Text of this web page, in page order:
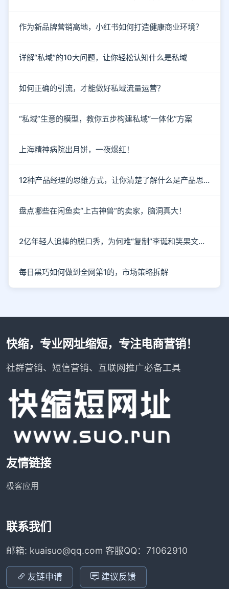
作为新品牌营销高地，小红书如何打造健康商业环境？
详解“私域”的10大问题，让你轻松认知什么是私域
如何正确的引流，才能做好私域流量运营？
“私域”生意的模型，教你五步构建私域“一体化”方案
上海精神病院出月饼，一夜爆红！
12种产品经理的思维方式，让你清楚了解什么是产品思维
盘点哪些在闲鱼卖“上古神兽”的卖家，脑洞真大！
2亿年轻人追捧的脱口秀，为何难“复制”李诞和笑果文化？
每日黑巧如何做到全网第1的，市场策略拆解
快缩，专业网址缩短，专注电商营销！
社群营销、短信营销、互联网推广必备工具
友情链接
极客应用
联系我们
邮箱: kuaisuo@qq.com 客服QQ：71062910
友链申请 建议反馈